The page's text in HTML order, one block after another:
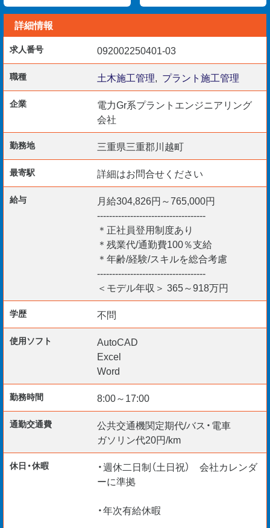
AutoCADのご使用経験
施工管理（工程管理・品質管理・安全管理）
写真管理
報告書作成（WORD/EXCEL）要基本PCスキル
土木図面スキル・施工図チェック修正（オートCAD）
【歓迎要件】
1級土木施工管理技士
2級土木施工管理技士
2級舗装施工管理技術者
【採用開始日】
即日～3ヵ月以内*ご相談OK
あなたの熟練スキルを電力のため活かしてみませんか？
＊リモート面談 随時実施中
＊60代ベテランエンジニア多数
＊給与仮払い制度あり
＊定年後の働き方を応援！
詳細情報
求人番号 092002250401-03
職種 土木施工管理, プラント施工管理
企業
電力Gr系プラントエンジニアリング
会社
勤務地 三重県三重郡川越町
最寄駅 詳細はお問合せください
給与
月給304,826円～765,000円
------------------------------------
＊正社員登用制度あり
＊残業代/通勤費100％支給
＊年齢/経験/スキルを総合考慮
------------------------------------
＜モデル年収＞ 365～918万円
学歴 不問
使用ソフト
AutoCAD
Excel
Word
勤務時間 8:00～17:00
通勤交通費
公共交通機関定期代/バス・電車
ガソリン代20円/km
休日・休暇
・週休二日制（土日祝） 会社カレンダ
ーに準拠
・年次有給休暇